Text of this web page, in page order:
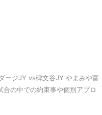
ージJY vs碑文谷JY やまみや富
の中での約束事や個別アプロ